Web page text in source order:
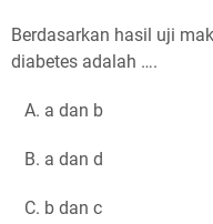
Berdasarkan hasil uji
diabetes adalah ….
A. a dan b
B. a dan d
C. b dan c